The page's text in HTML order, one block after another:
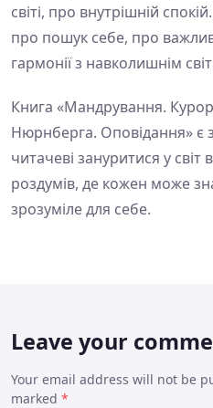
світі, про внутрішній
про пошук себе, про
гармонії з навколишнім
Книга «Мандрування.
Нюрнберга. Оповідання» є
читачеві зануритися у світ
роздумів, де кожен може
зрозуміле для себе.
Leave your
Your email address will not be
marked *